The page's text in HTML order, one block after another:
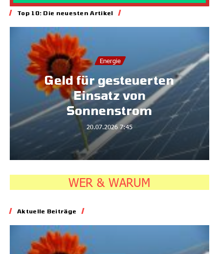
Top 10: Die neuesten Artikel
Energie
Geld für gesteuerten
Einsatz von
Sonnenstrom
20.07.2026 7:45
WER & WARUM
Aktuelle Beiträge